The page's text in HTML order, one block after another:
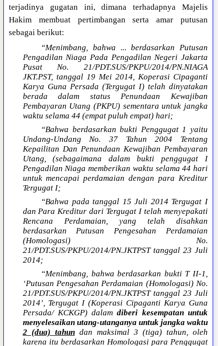
terjadinya gugatan ini, dimana terhadapnya Majelis
Hakim membuat pertimbangan serta amar putusan
sebagai berikut:
“Menimbang, bahwa ... berdasarkan Putusan
Pengadilan Niaga Pada Pengadilan Negeri Jakarta
Pusat No. 21/PDT.SUS/PKPU/2014/PN.NIAGA
JKT.PST, tanggal 19 Mei 2014, Koperasi Cipaganti
Karya Guna Persada (Tergugat I) telah dinyatakan
berada dalam status Penundaan Kewajiban
Pembayaran Utang (PKPU) sementara untuk jangka
waktu selama 44 (empat puluh empat) hari;
“Bahwa berdasarkan bukti Penggugat 1 yaitu
Undang-Undang No. 37 Tahun 2004 Tentang
Kepailitan Dan Penundaan Kewajiban Pembayaran
Utang, (sebagaimana dalam bukti penggugat I
Pengadilan Niaga memberikan waktu selama 44 hari
untuk mencapai perdamaian dengan para Kreditur
Tergugat I;
“Bahwa pada tanggal 15 Juli 2014 Tergugat I
dan Para Kreditur dari Tergugat I telah menyepakati
Rencana Perdamaian, yang telah disahkan
berdasarkan Putusan Pengesahan Perdamaian
(Homologasi) No.
21/PDT.SUS/PKPU/2014/PN.JKTPST tanggal 23 Juli
2014;
“Menimbang, bahwa berdasarkan bukti T II-1,
‘Putusan Pengesahan Perdamaian (Homologasi) No.
21/PDT.SUS/PKPU/2014/PN.JKTPST tanggal 23 Juli
2014’, Tergugat I (Koperasi Cipaganti Karya Guna
Persada/ KCKGP) dalamdiberi kesempatan untuk
menyelesaikan utang-utanganya untuk jangka waktu
2 (dua) tahundan maksimal 3 (tiga) tahun, oleh
karena itu berdasarkan Homologasi para Penggugat